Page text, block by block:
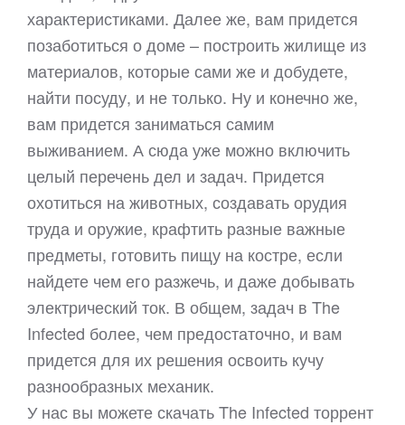
характеристиками. Далее же, вам придется
позаботиться о доме – построить жилище из
материалов, которые сами же и добудете,
найти посуду, и не только. Ну и конечно же,
вам придется заниматься самим
выживанием. А сюда уже можно включить
целый перечень дел и задач. Придется
охотиться на животных, создавать орудия
труда и оружие, крафтить разные важные
предметы, готовить пищу на костре, если
найдете чем его разжечь, и даже добывать
электрический ток. В общем, задач в The
Infected более, чем предостаточно, и вам
придется для их решения освоить кучу
разнообразных механик.
У нас вы можете скачать The Infected торрент